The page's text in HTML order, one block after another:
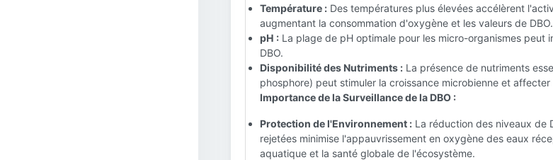
Température : Des températures plus élevées accélèrent
augmentant la consommation d'oxygène et les valeurs de DBO.
pH : La plage de pH optimale pour les micro-organismes peut
DBO.
Disponibilité des Nutriments : La présence de nutriments
phosphore) peut stimuler la croissance microbienne et affecter
Importance de la Surveillance de la DBO :
Protection de l'Environnement : La réduction des niveaux de
rejetées minimise l'appauvrissement en oxygène des eaux
aquatique et la santé globale de l'écosystème.